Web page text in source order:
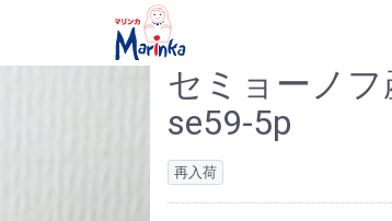
セミョーノ
se59-5p
再入荷